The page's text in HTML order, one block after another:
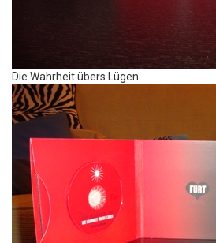
Die Wahrheit übers Lügen